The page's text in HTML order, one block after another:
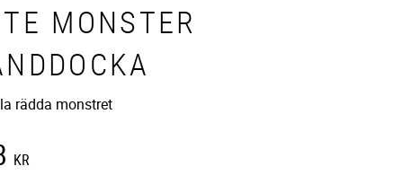
MONSTER
rädda monstret
KR